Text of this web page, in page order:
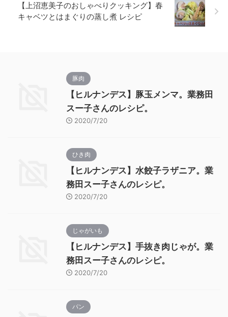
【上沼恵美子のおしゃべりクッキング】春
キャベツとはまぐりの蒸し煮 レシピ
豚肉
【ヒルナンデス】豚玉メンマ。業務田
スー子さんのレシピ。
2020/7/20
ひき肉
【ヒルナンデス】水餃子ラザニア。業
務田スー子さんのレシピ。
2020/7/20
じゃがいも
【ヒルナンデス】手抜き肉じゃが。業
務田スー子さんのレシピ。
2020/7/20
パン